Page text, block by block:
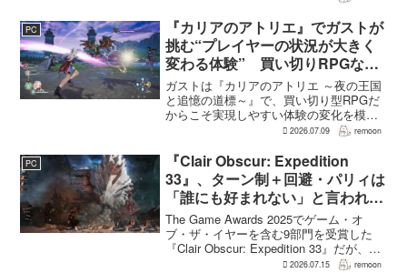
性があるとの認識を示した。
GamesRadar+のイン...
PC
『カリアのアトリエ』でガストが
挑む“プレイヤーの状況が大きく
変わる体験” 買い切りRPGなら
ではの変化とは
ガストは『カリアのアトリエ ～夜の王国
と追憶の道標～』で、買い切り型RPGだ
からこそ実現しやすい体験の変化を模索
している。大型の運営型ゲームが継続的
かで、同社はキャラクターやビジュアル
の魅力だけでなく、ゲ...
2026.07.09 remoon
PC
『Clair Obscur: Expedition
33』、ターン制＋回避・パリィは
「誰にも好まれない」と言われて
いた 開発陣は実際に遊んだ面白
さを優先
The Game Awards 2025でゲーム・オ
ブ・ザ・イヤーを含む9部門を受賞した
『Clair Obscur: Expedition 33』だが、タ
ーン制バトルに回避やパリィを組み合わ
2026.07.15 remoon